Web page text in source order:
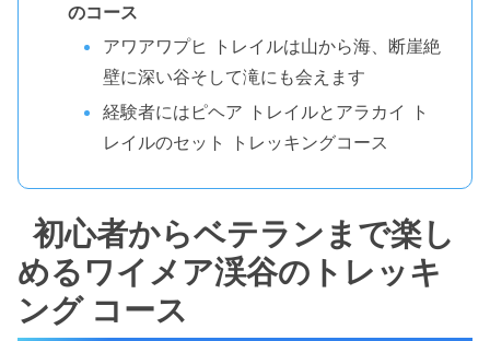
のコース
アワアワプヒ トレイルは山から海、断崖絶
壁に深い谷そして滝にも会えます
経験者にはピヘア トレイルとアラカイ ト
レイルのセット トレッキングコース
初心者からベテランまで楽し
めるワイメア渓谷のトレッキ
ング コース